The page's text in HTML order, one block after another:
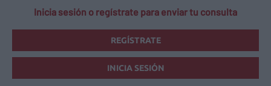
Inicia sesión o regístrate para enviar tu consulta
REGÍSTRATE
INICIA SESIÓN